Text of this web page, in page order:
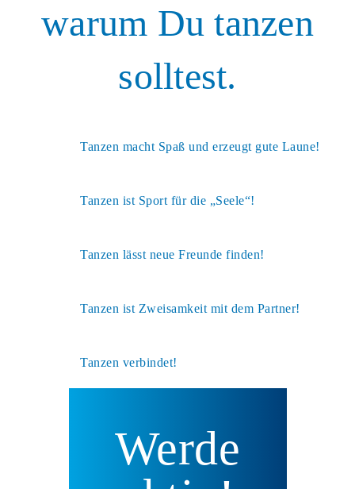
warum Du tanzen
solltest.
Tanzen macht Spaß und erzeugt gute Laune!
Tanzen ist Sport für die „Seele“!
Tanzen lässt neue Freunde finden!
Tanzen ist Zweisamkeit mit dem Partner!
Tanzen verbindet!
Werde